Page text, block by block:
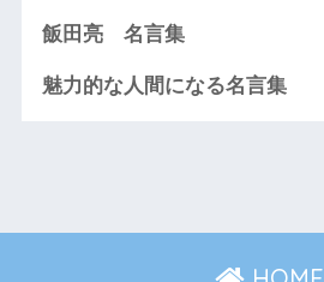
飯田亮 名言集
魅力的な人間になる名言集